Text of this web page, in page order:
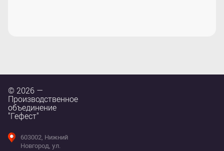
© 2026 —
Производственное
объединение
"Гефест"
603002, Нижний
Новгород, ул.